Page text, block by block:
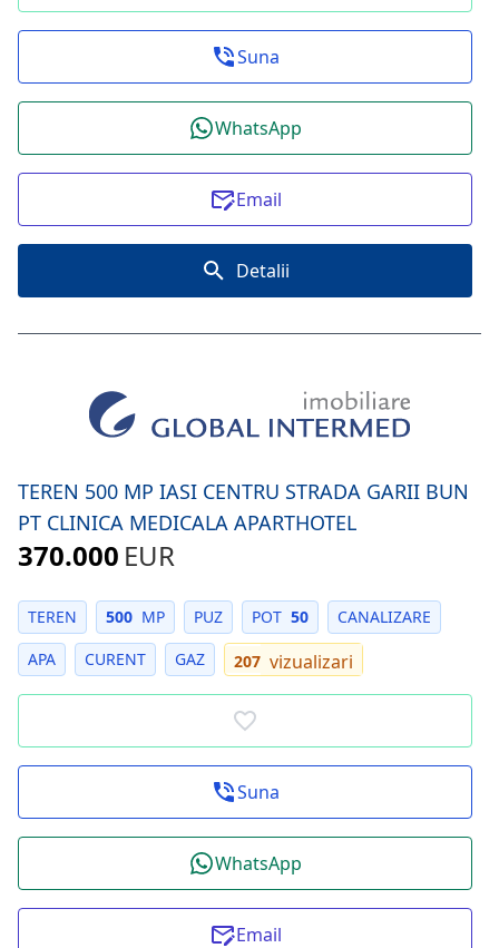
Suna
WhatsApp
Email
Detalii
TEREN 500 MP IASI CENTRU STRADA GARII BUN
PT CLINICA MEDICALA APARTHOTEL
370.000 EUR
TEREN MP
500 PUZ POT 50
CANALIZARE
APA
CURENT GAZ vizualizari
207
Suna
WhatsApp
Email